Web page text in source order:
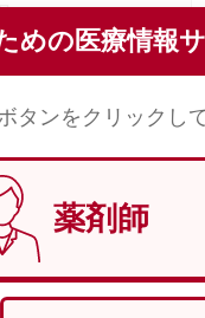
めの医療情報
タンをクリックし
薬剤師
してください。
で入力してください。
字で入力してください。